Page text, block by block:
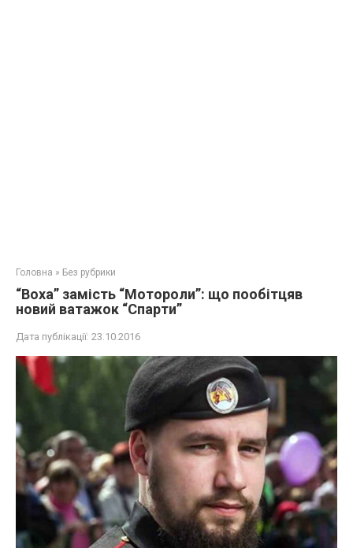
Головна » Без рубрики
“Воха” замість “Мотороли”: що пообітцяв
новий ватажок “Спарти”
Дата публікації: 23.10.2016